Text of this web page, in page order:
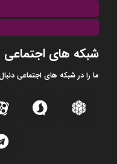
شبکه های اجتماعی
ما را در شبکه های اجتماعی